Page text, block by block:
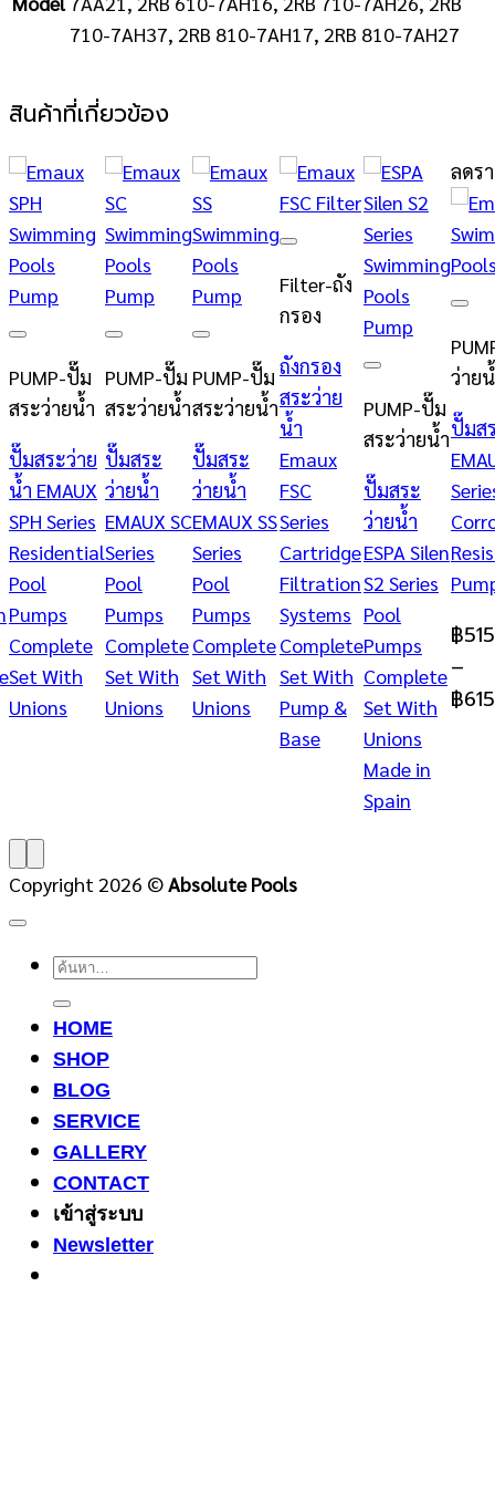
710-7AH37, 2RB 810-7AH17, 2RB 810-7AH27
สินค้าที่เกี่ยวข้อง
wishlist
PUMP-ปั๊ม
สระว่ายน้ำ
ปั๊มสระว่าย
น้ำ EMAUX
SPH Series
Residential
Pool
Pumps
Complete
Set With
Unions
wishlist
PUMP-ปั๊ม
สระว่ายน้ำ
ปั๊มสระ
ว่ายน้ำ
EMAUX SC
Series
Pool
Pumps
Complete
Set With
Unions
wishlist
PUMP-ปั๊ม
สระว่ายน้ำ
ปั๊มสระ
ว่ายน้ำ
EMAUX SS
Series
Pool
Pumps
Complete
Set With
Unions
wishlist
Filter-ถัง
กรอง
ถังกรอง
สระว่าย
น้ำ
Emaux
FSC
Series
Cartridge
Filtration
Systems
Complete
Set With
Pump &
Base
wishlist
PUMP-ปั๊ม
สระว่ายน้ำ
ปั๊มสระ
ว่ายน้ำ
ESPA Silen
S2 Series
Pool
Pumps
Complete
Set With
Unions
Made in
Spain
ลดร
ว่าย
ปั๊มส
฿
–
฿
Copyright 2026 ©Absolute Pools
ค้นหา:
HOME
SHOP
BLOG
SERVICE
GALLERY
CONTACT
เข้าสู่ระบบ
Newsletter